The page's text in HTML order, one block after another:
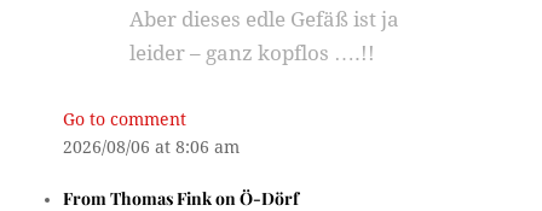
Aber dieses edle Gefäß ist ja
leider – ganz kopflos ….!!
Go to comment
2026/08/06 at 8:06 am
FromThomas FinkonÖ-Dörf